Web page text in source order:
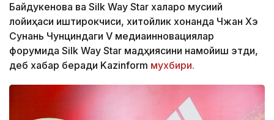
Байдукенова ва Silk Way Star халқаро мусиқий
лойиҳаси иштирокчиси, хитойлик хонанда Чжан Хэ
Сунань Чунциндаги V медиаинновациялар
форумида Silk Way Star мадҳиясини намойиш этди,
деб хабар беради Kazinform мухбири.